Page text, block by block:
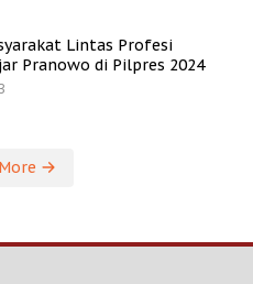
Lintas Profesi
Pranowo di Pilpres 2024